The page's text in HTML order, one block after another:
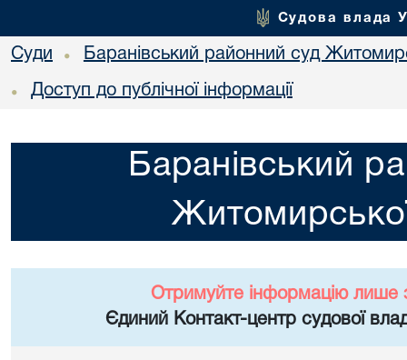
Судова влада
Суди • Баранівський районний суд
• Доступ до публічної інформації
Баранівський
Отримуйте інформацію лише
Єдиний Контакт-центр судової